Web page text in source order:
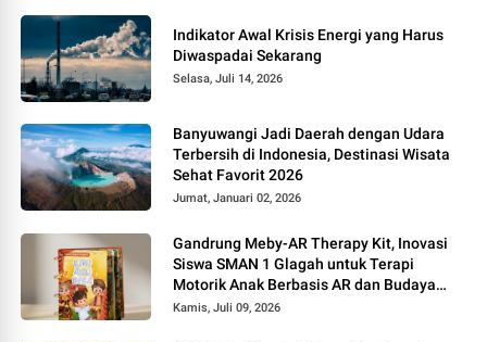
Indikator Awal Krisis Energi yang Harus
Diwaspadai Sekarang
Selasa, Juli 14, 2026
Banyuwangi Jadi Daerah dengan Udara
Terbersih di Indonesia, Destinasi Wisata
Sehat Favorit 2026
Jumat, Januari 02, 2026
Gandrung Meby-AR Therapy Kit, Inovasi
Siswa SMAN 1 Glagah untuk Terapi
Motorik Anak Berbasis AR dan Budaya
Banyuwangi
Kamis, Juli 09, 2026